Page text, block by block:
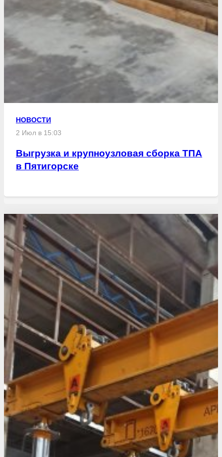
НОВОСТИ
2 Июл в 15:03
Выгрузка и крупноузловая сборка ТПА
в Пятигорске
Свежие статьи